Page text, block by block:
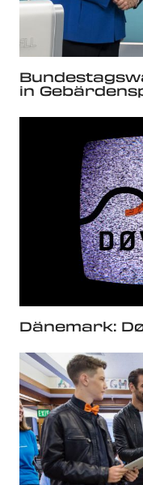
in
Dänemark: